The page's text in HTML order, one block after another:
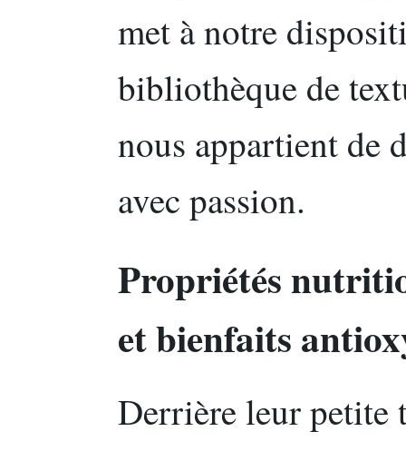
met à notre
bibliothèque de
nous appartient de
avec passion.
Propriétés
et bienfaits
Derrière leur petite